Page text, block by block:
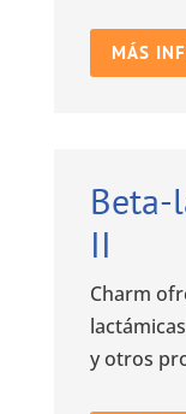
MÁS
Beta-
II
Charm
y otros